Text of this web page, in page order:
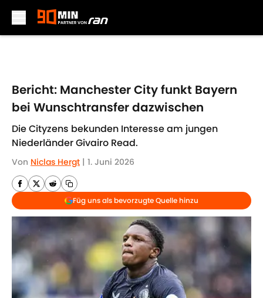
Bericht: Manchester City funkt Bayern
bei Wunschtransfer dazwischen
Die Cityzens bekunden Interesse am jungen
Niederländer Givairo Read.
Von Niclas Hergt | 1. Juni 2026
Füg uns als bevorzugte Quelle hinzu